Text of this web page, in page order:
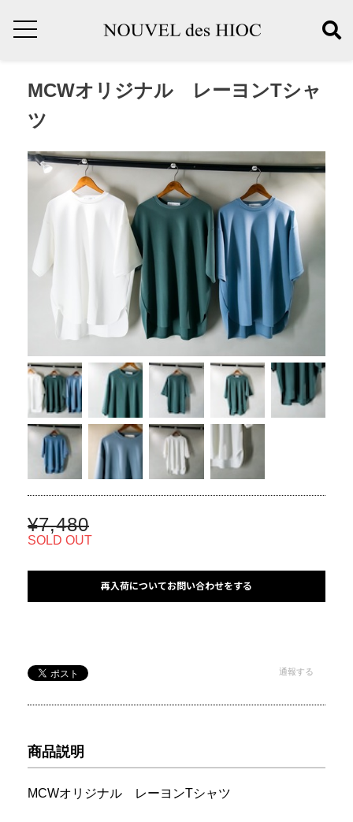
MCWオリジナル レーヨンTシャ
ツ
¥7,480
SOLD OUT
再入荷についてお問い合わせをする
通報する
商品説明
MCWオリジナル レーヨンTシャツ